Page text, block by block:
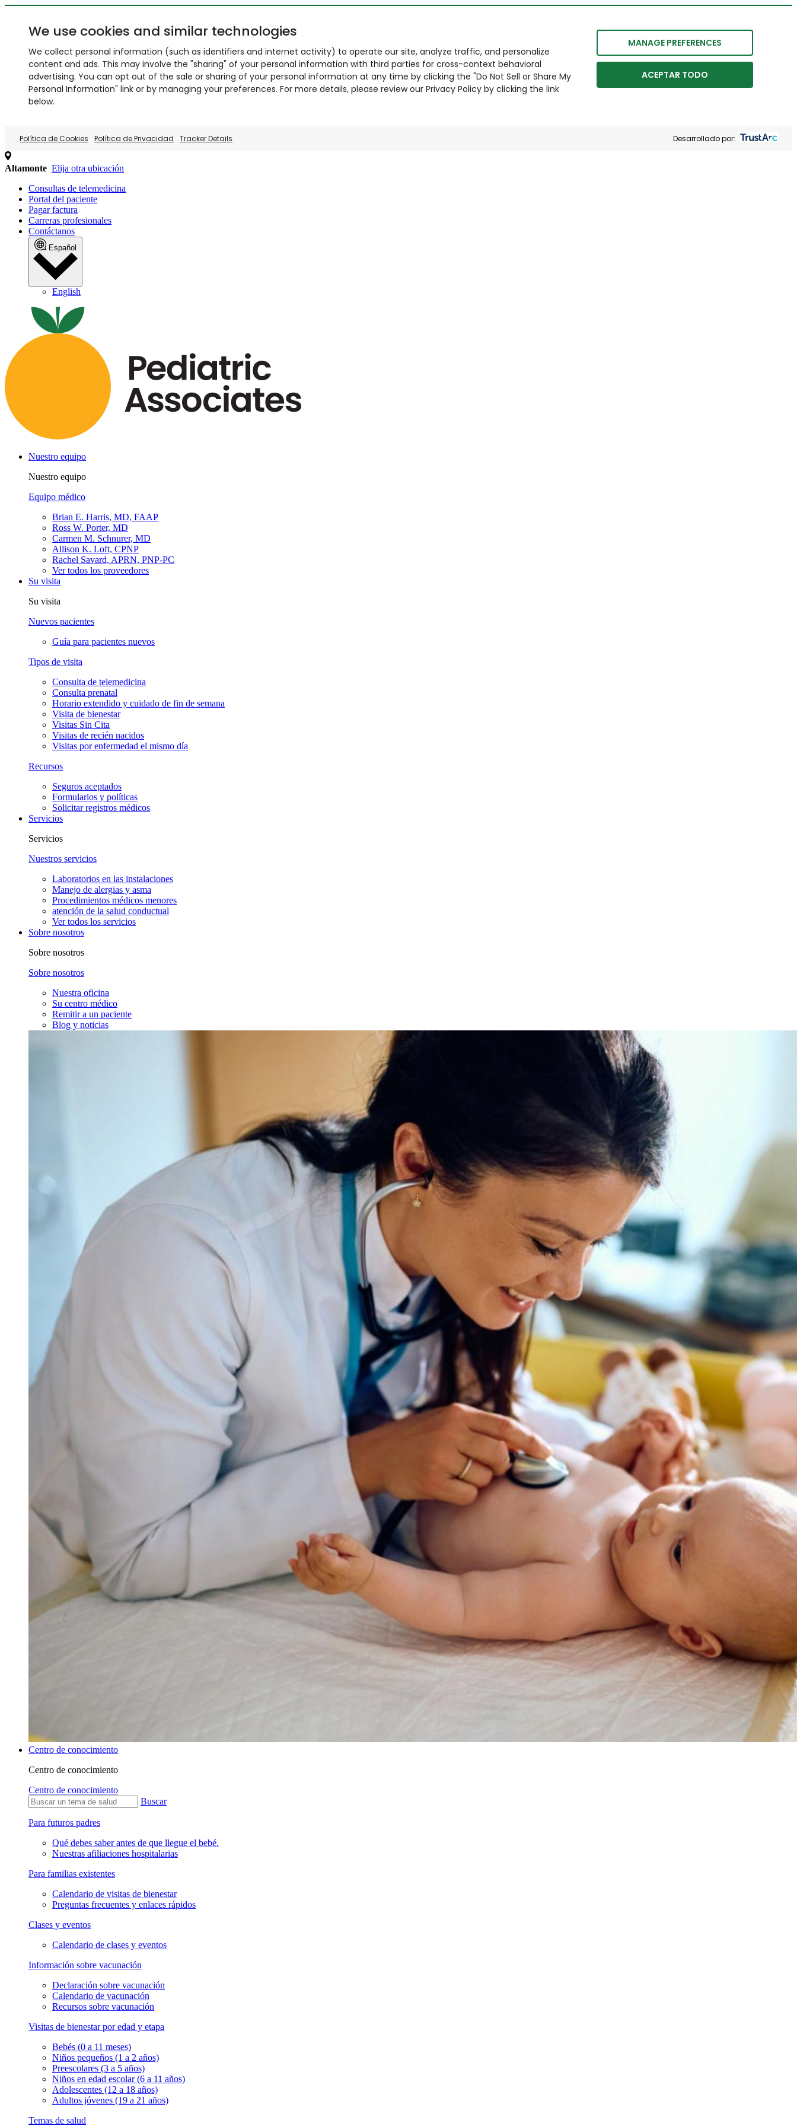
We use cookies and similar technologies
We collect personal information (such as identifiers and internet activity) to operate our site, analyze traffic, and personalize
content and ads. This may involve the "sharing" of your personal information with third parties for cross-context behavioral
advertising. You can opt out of the sale or sharing of your personal information at any time by clicking the "Do Not Sell or Share My
Personal Information" link or by managing your preferences. For more details, please review our Privacy Policy by clicking the link
below.
MANAGE PREFERENCES
ACEPTAR TODO
Política de Cookies Política de Privacidad Tracker Details Desarrollado por:
Altamonte Elija otra ubicación
Consultas de telemedicina
Portal del paciente
Pagar factura
Carreras profesionales
Contáctanos
Español
English
Nuestro equipo
Nuestro equipo
Equipo médico
Brian E. Harris, MD, FAAP
Ross W. Porter, MD
Carmen M. Schnurer, MD
Allison K. Loft, CPNP
Rachel Savard, APRN, PNP-PC
Ver todos los proveedores
Su visita
Su visita
Nuevos pacientes
Guía para pacientes nuevos
Tipos de visita
Consulta de telemedicina
Consulta prenatal
Horario extendido y cuidado de fin de semana
Visita de bienestar
Visitas Sin Cita
Visitas de recién nacidos
Visitas por enfermedad el mismo día
Recursos
Seguros aceptados
Formularios y políticas
Solicitar registros médicos
Servicios
Servicios
Nuestros servicios
Laboratorios en las instalaciones
Manejo de alergias y asma
Procedimientos médicos menores
atención de la salud conductual
Ver todos los servicios
Sobre nosotros
Sobre nosotros
Sobre nosotros
Nuestra oficina
Su centro médico
Remitir a un paciente
Blog y noticias
Centro de conocimiento
Centro de conocimiento
Centro de conocimiento
Buscar
Para futuros padres
Qué debes saber antes de que llegue el bebé.
Nuestras afiliaciones hospitalarias
Para familias existentes
Calendario de visitas de bienestar
Preguntas frecuentes y enlaces rápidos
Clases y eventos
Calendario de clases y eventos
Información sobre vacunación
Declaración sobre vacunación
Calendario de vacunación
Recursos sobre vacunación
Visitas de bienestar por edad y etapa
Bebés (0 a 11 meses)
Niños pequeños (1 a 2 años)
Preescolares (3 a 5 años)
Niños en edad escolar (6 a 11 años)
Adolescentes (12 a 18 años)
Adultos jóvenes (19 a 21 años)
Temas de salud